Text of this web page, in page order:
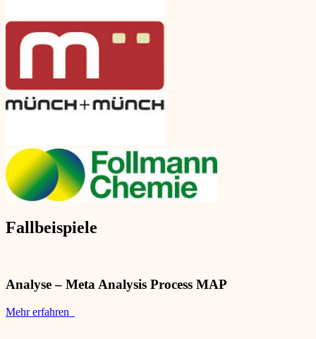
Fallbeispiele
Analyse – Meta Analysis Process MAP
Mehr erfahren